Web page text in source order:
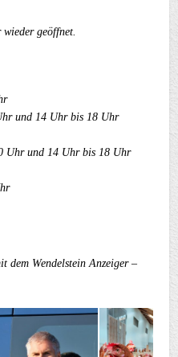
geöffnet.
und 14 Uhr bis 18 Uhr
Uhr und 14 Uhr bis 18 Uhr
dem Wendelstein Anzeiger –